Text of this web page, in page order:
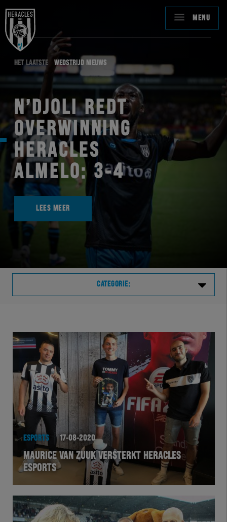
MENU
HET LAATSTE WEDSTRIJD NIEUWS
N’DJOLI REDT
OVERWINNING
HERACLES
ALMELO: 3-4
LEES MEER
CATEGORIE:
VVVHER
TELHER
HERVOL
HEREXC
EXCHER
HERTEL
ESPORTS 17-08-2020
MAURICE VAN ZUUK VERSTERKT HERACLES
ESPORTS